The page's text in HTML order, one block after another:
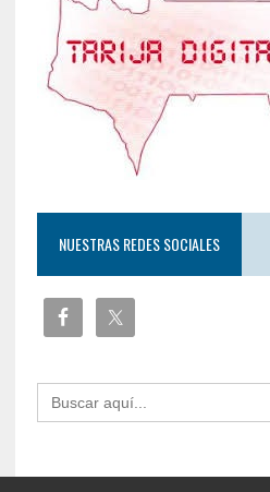
NUESTRAS REDES SOCIALES
Buscar: